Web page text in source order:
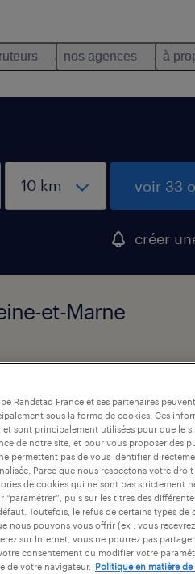
nos agences à
voir 33
créer
et-Marne
de paie
f/h– secteur
h/f
seine-et-marne
Randstad France et ses partenaires
sous la forme de cookies. Ces
et sont principalement utilisées pour que le
de notre site, et pour vous proposer des
permettent pas de vous identifier
Parce que nous respectons votre
de cookies qui ne sont pas strictement
puis sur les titres des
Toutefois, le refus de certains types de
nous pouvons vous offrir (ex : vous
sur Internet, vous ne pourrez pas
consentement ou modifier votre
de votre navigateur.
Politique en matière